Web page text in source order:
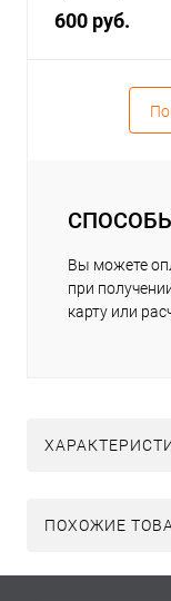
600 руб.
Вы можете
при
карту или
ПОХОЖИЕ